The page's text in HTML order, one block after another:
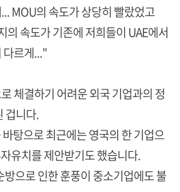
MOU의 속도가 상당히 빨랐었고
의 속도가 기존에 저희들이 UAE에서
다르게..."
체결하기 어려운 외국 기업과의 정
겁니다.
탕으로 최근에는 영국의 한 기업으
유치를 제안받기도 했습니다.
방으로 인한 훈풍이 중소기업에도 불